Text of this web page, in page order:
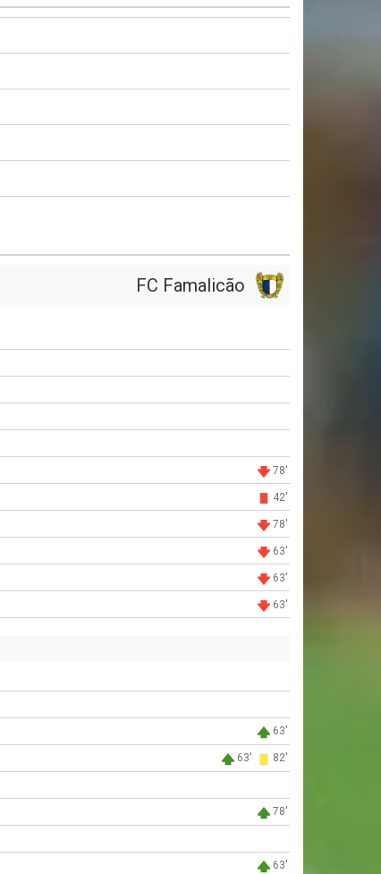
FC Famalicão
78'
42'
78'
63'
63'
63'
63'
63' 82'
78'
63'